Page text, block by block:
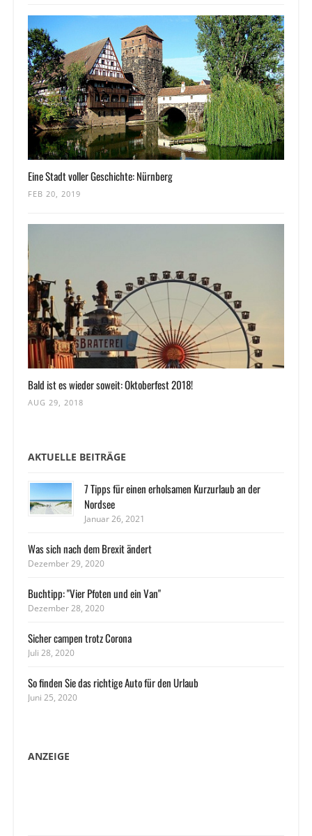
Eine Stadt voller Geschichte: Nürnberg
FEB 20, 2019
Bald ist es wieder soweit: Oktoberfest 2018!
AUG 29, 2018
AKTUELLE BEITRÄGE
7 Tipps für einen erholsamen Kurzurlaub an der
Nordsee
Januar 26, 2021
Was sich nach dem Brexit ändert
Dezember 29, 2020
Buchtipp: "Vier Pfoten und ein Van"
Dezember 28, 2020
Sicher campen trotz Corona
Juli 28, 2020
So finden Sie das richtige Auto für den Urlaub
Juni 25, 2020
ANZEIGE